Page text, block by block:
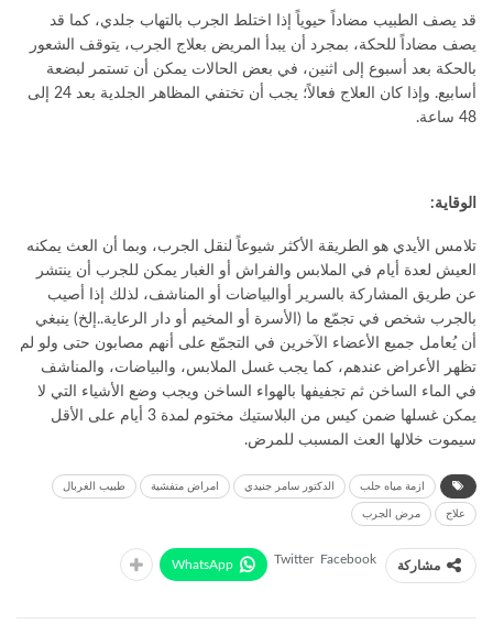
قد يصف الطبيب مضاداً حيوياً إذا اختلط الجرب بالتهاب جلدي، كما قد
يصف مضاداً للحكة، بمجرد أن يبدأ المريض بعلاج الجرب، يتوقف الشعور
بالحكة بعد أسبوع إلى اثنين، في بعض الحالات يمكن أن تستمر لبضعة
أسابيع. وإذا كان العلاج فعالاً؛ يجب أن تختفي المظاهر الجلدية بعد 24 إلى
48 ساعة.
الوقاية:
تلامس الأيدي هو الطريقة الأكثر شيوعاً لنقل الجرب، وبما أن العث يمكنه
العيش لعدة أيام في الملابس والفراش أو الغبار يمكن للجرب أن ينتشر
عن طريق المشاركة بالسرير أوالبياضات أو المناشف، لذلك إذا أصيب
بالجرب شخص في تجمّع ما (الأسرة أو المخيم أو دار الرعاية..إلخ) ينبغي
أن يُعامل جميع الأعضاء الآخرين في التجمّع على أنهم مصابون حتى ولو لم
تظهر الأعراض عندهم، كما يجب غسل الملابس، والبياضات، والمناشف
في الماء الساخن ثم تجفيفها بالهواء الساخن ويجب وضع الأشياء التي لا
يمكن غسلها ضمن كيس من البلاستيك مختوم لمدة 3 أيام على الأقل
سيموت خلالها العث المسبب للمرض.
ازمة مياه حلب الدكتور سامر جنيدي امراض متفشية طبيب الغربال
علاج مرض الجرب
مشاركة Facebook
Twitter
WhatsApp